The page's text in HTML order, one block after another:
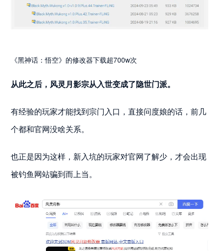
《黑神话：悟空》的修改器下载超700w次
从此之后，风灵月影宗从入世变成了隐世门派。
有经验的玩家才能找到宗门入口，直接问度娘的话，前几
个都和官网没啥关系。
也正是因为这样，新入坑的玩家对官网了解少，才会出现
被钓鱼网站骗到而上当。